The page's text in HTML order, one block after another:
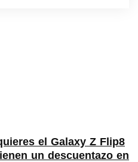
el Galaxy Z Flip8
un descuentazo en